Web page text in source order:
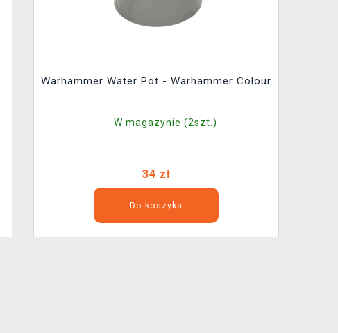
Warhammer Water Pot - Warhammer Colour
W magazynie (2szt.)
34 zł
Do koszyka